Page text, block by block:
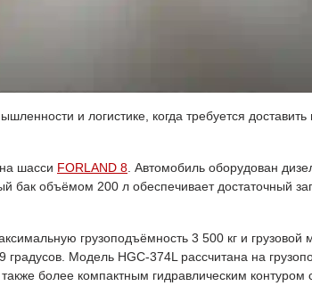
и логистике, когда требуется доставить
шасси FORLAND 8 . Автомобиль оборудован
бак объёмом 200 л обеспечивает достаточный
грузоподъёмность 3 500 кг и грузовой
Модель HGC-374L рассчитана на
более компактным гидравлическим контуром